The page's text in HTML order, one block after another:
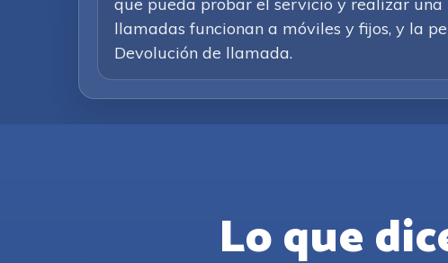
llamadas funcionan a móviles y fijos, y la
Devolución de llamada.
Lo que